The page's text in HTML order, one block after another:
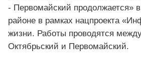
- Первомайский продолжается»
районе в рамках нацпроекта
жизни. Работы проводятся
Октябрьский и Первомайский.